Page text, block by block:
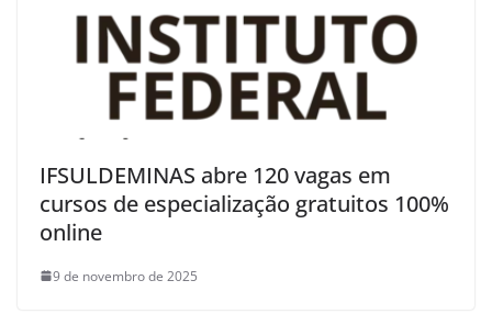
IFSULDEMINAS abre 120 vagas em
cursos de especialização gratuitos 100%
online
9 de novembro de 2025